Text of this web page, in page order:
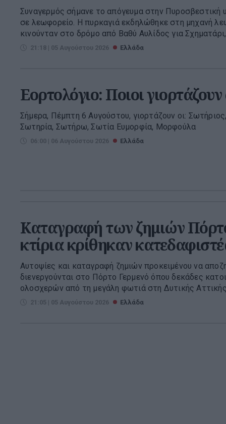
Συναγερμός σήμανε το απόγευμα στην Πυροσβεστική
σε λεωφορείο. Η πυρκαγιά εκδηλώθηκε στη μηχανή
κινούνταν στο δρόμο από Βαθύ Αυλίδος για
21:18 | 05 Αυγούστου 2026 Ελλάδα
Εορτολόγιο: Ποιοι
Σήμερα, Πέμπτη 6 Αυγούστου, γιορτάζουν οι:
Σωτηρία, Σωτήρω, Σωτία Ευμορφία, Μορφούλα
06:00 | 06 Αυγούστου 2026 Ελλάδα
Καταγραφή των ζημιών
κτίρια κρίθηκαν
Αυτοψίες και καταγραφή ζημιών προκειμένου να
διενεργούνται στο Πόρτο Γερμενό όπου δεκάδες
ολοσχερών από τη μεγάλη φωτιά στη Δυτικής Αττικής.
21:05 | 05 Αυγούστου 2026 Ελλάδα